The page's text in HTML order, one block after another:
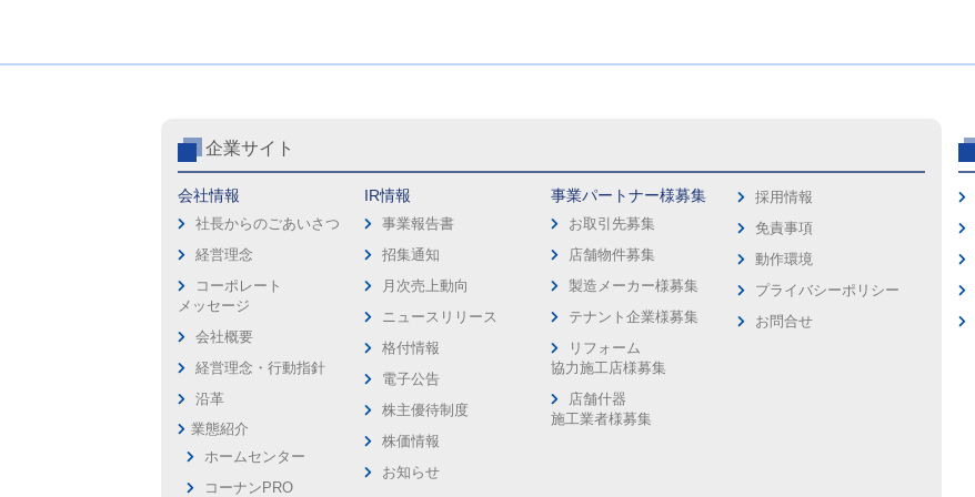
企業サイト
会社情報
社長からのごあいさつ
経営理念
コーポレート
メッセージ
会社概要
経営理念・行動指針
沿革
業態紹介
ホームセンター
コーナンPRO
IR情報
事業報告書
招集通知
月次売上動向
ニュースリリース
格付情報
電子公告
株主優待制度
株価情報
お知らせ
事業パートナー様募集
お取引先募集
店舗物件募集
製造メーカー様募集
テナント企業様募集
リフォーム
協力施工店様募集
店舗什器
施工業者様募集
採用情報
免責事項
動作環境
プライバシーポリシー
お問合せ